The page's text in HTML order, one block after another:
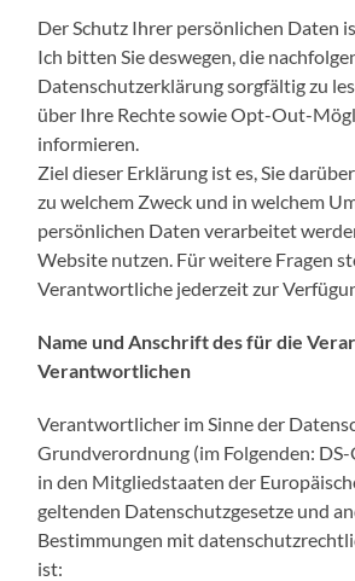
Der Schutz Ihrer persönlichen Daten
Ich bitten Sie deswegen, die
Datenschutzerklärung sorgfältig zu
über Ihre Rechte sowie Opt-Out-
informieren.
Ziel dieser Erklärung ist es, Sie
zu welchem Zweck und in welchem
persönlichen Daten verarbeitet
Website nutzen. Für weitere Fragen
Verantwortliche jederzeit zur
Name und Anschrift des für die
Verantwortlichen
Verantwortlicher im Sinne der
Grundverordnung (im Folgenden:
in den Mitgliedstaaten der
geltenden Datenschutzgesetze und
Bestimmungen mit
ist: